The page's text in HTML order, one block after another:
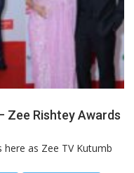
Zee Rishtey Awards
as Zee TV Kutumb